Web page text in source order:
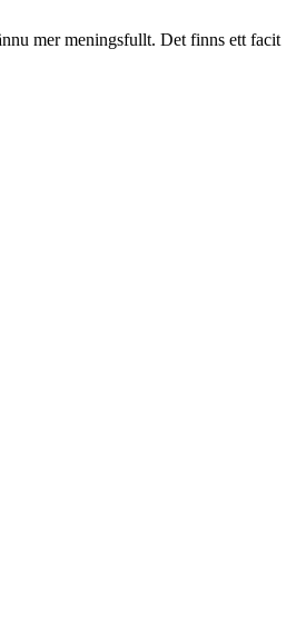
mer meningsfullt. Det finns ett facit